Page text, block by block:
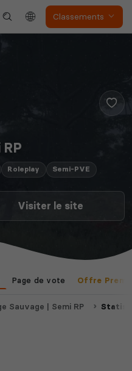
Classements
Roleplay Semi-PVE
Visiter le site
Page de vote Offre
Sauvage | Semi RP